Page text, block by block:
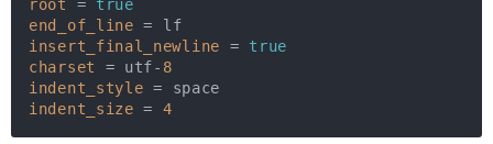
root = true
end_of_line
insert_final_newline = true
charset
= utf- 8
indent_style
indent_size = 4